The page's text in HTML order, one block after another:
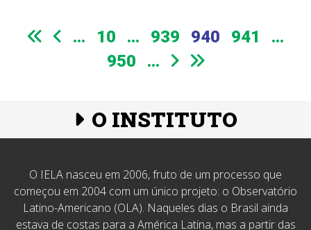
... 10 ... 939 940 941
...
950
...
O INSTITUTO
O IELA nasceu em 2006, fruto de um processo que
começou em 2004 com um único projeto: o Observatório
Latino-Americano (OLA). Naqueles dias o Brasil ainda
estava de costas para a América Latina, mas a partir das